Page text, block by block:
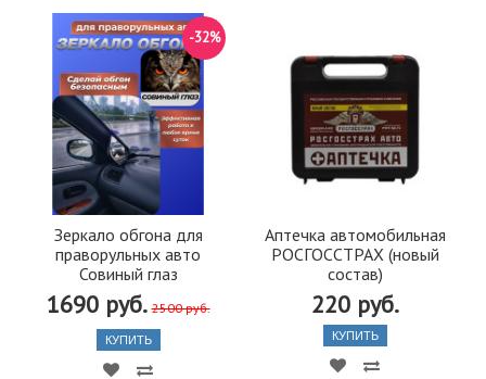
Зеркало обгона для
праворульных авто
Совиный глаз
1690 руб. 2500 руб.
-32%
КУПИТЬ
Аптечка автомобильная
РОСГОССТРАХ (новый
состав)
220 руб.
КУПИТЬ